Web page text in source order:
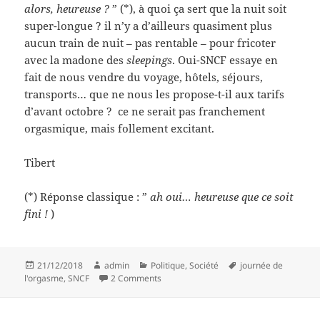
alors, heureuse ?” (*), à quoi ça sert que la nuit soit
super-longue ? il n’y a d’ailleurs quasiment plus
aucun train de nuit – pas rentable – pour fricoter
avec la madone dessleepings. Oui-SNCF essaye en
fait de nous vendre du voyage, hôtels, séjours,
transports… que ne nous les propose-t-il aux tarifs
d’avant octobre ? ce ne serait pas franchement
orgasmique, mais follement excitant.
Tibert
(*) Réponse classique : ”ah oui… heureuse que ce soit
fini !)
Posted
on
21/12/2018 Author
admin Categories
Politique,Société Tags
journée de
l'orgasme,SNCF 2 Comments